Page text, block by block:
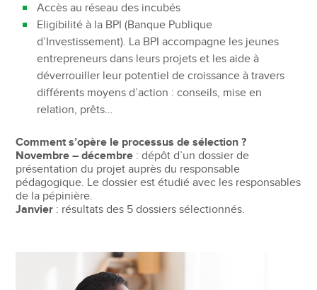
Accès au réseau des incubés
Eligibilité à la BPI (Banque Publique
d’Investissement). La BPI accompagne les jeunes
entrepreneurs dans leurs projets et les aide à
déverrouiller leur potentiel de croissance à travers
différents moyens d’action : conseils, mise en
relation, prêts…
Comment s’opère le processus de sélection ?
Novembre – décembre : dépôt d’un dossier de
présentation du projet auprès du responsable
pédagogique. Le dossier est étudié avec les responsables
de la pépinière.
Janvier : résultats des 5 dossiers sélectionnés.